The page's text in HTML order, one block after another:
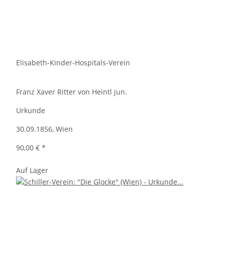
Elisabeth-Kinder-Hospitals-Verein
Franz Xaver Ritter von Heintl jun.
Urkunde
30.09.1856, Wien
90,00 € *
Auf Lager